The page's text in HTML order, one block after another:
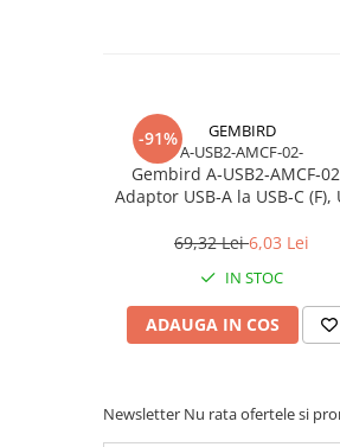
Suporturi TV Birou
Suporturi TV Perete
Boxe PC & Soundbar
Boxe Wireless & Portabile
Camere Foto & Sisteme Optice
Caști & Microfoane
Căști Gaming & Consumer
Microfoane & Reportofoane
-91%
GEMBIRD
A-USB2-AMCF-02-
Gembird
Adaptor USB‑A la USB‑C (F),
69,32 Lei6,03 Lei
IN STOC
ADAUGA IN COS
Newsletter Nu rata ofertele si